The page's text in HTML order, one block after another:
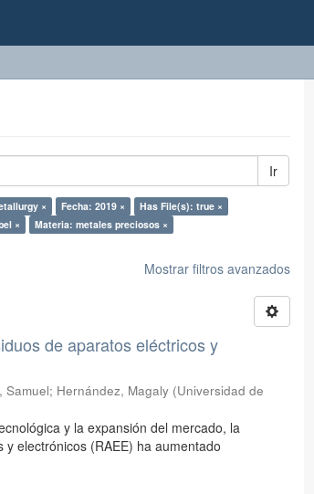
Ir
× Fecha: 2019 ×
Has File(s): true ×
×
Materia: metales preciosos ×
Mostrar filtros avanzados
de aparatos eléctricos y
Samuel; Hernández, Magaly (Universidad de
y la expansión del mercado, la
electrónicos (RAEE) ha aumentado